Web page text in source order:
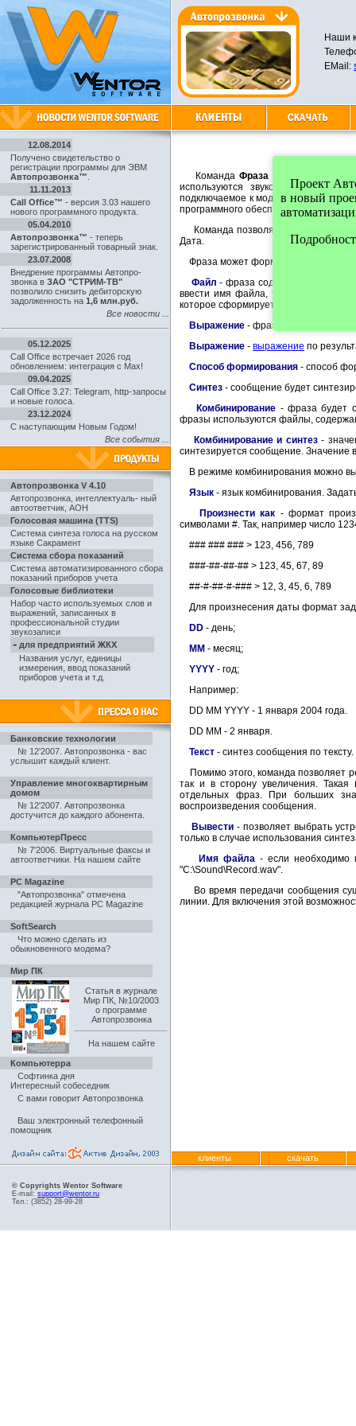
Наши
EMail:
12.08.2014
Получено свидетельство о
регистрации программы для ЭВМ
Автопрозвонка™
11.11.2013
Call Office™ - версия 3.03 нашего
нового программного продукта.
05.04.2010
Автопрозвонка™ - теперь
зарегистрированный товарный знак.
23.07.2008
Внедрение программы Автопро-
звонка в ЗАО "СТРИМ-ТВ"
позволило снизить дебиторскую
задолженность на 1,6 млн.руб.
Все новости ...
05.12.2025
Call Office встречает 2026 год
обновлением: интеграция с Max!
09.04.2025
Call Office 3.27: Telegram, http-запросы
и новые голоса.
23.12.2024
С наступающим Новым Годом!
Все события ...
Автопрозвонка V 4.10
Автопрозвонка интеллектуаль- ный
автоответчик, АОН
Голосовая машина (TTS)
Система синтеза голоса на русском
языке Сакрамент
Система сбора показаний
Система автоматизированного сбора
показаний приборов учета
Голосовые библиотеки
Набор часто используемых слов и
выражений, записанных в
профессиональной студии
звукозаписи
- для предприятий ЖКХ
Названия услуг, единицы
измерения, ввод показаний
приборов учета и т.д.
Банковские технологии
№ 12'2007. Автопрозвонка - вас
услышит каждый клиент.
Управление многоквартирным
домом
№ 12'2007. Автопрозвонка
достучится до каждого абонента
КомпьютерПресс
№ 7'2006. Виртуальные факсы и
автоответчики На нашем сайте
PC Magazine
"Автопрозвонка" отмечена
редакцией журнала PC Magazine
SoftSearch
Что можно сделать из
обыкновенного модема?
Мир ПК
Статья в журнале
Мир ПК, №10/2003
о программе
Автопрозвонка
На нашем сайте
Компьютерра
Софтинка дня
Интересный собеседник
С вами говорит Автопрозвонка
Ваш электронный телефонный
помощник
КомандаФраза
используются звуковая карта,
подключаемое к модему. Команда
программного обеспечения
Команда позволяет произносить
Дата.
Фраза может формироваться одним
Файл - фраза содержится в файле
ввести имя файла, так и
которое сформирует имя файла.
Выражение - фраза будет создана
Выражение - выражение по
Способ формирования - способ
Синтез - сообщение будет
Комбинирование - фраза будет
фразы используются файлы,
Комбинирование и синтез-
синтезируется сообщение.
В режиме комбинирования можно
Язык - язык комбинирования.
Произнести как - формат
символами #. Так, например число
### ### ### > 123, 456, 789
###-##-##-## > 123, 45, 67, 89
##-#-##-#-### > 12, 3, 45, 6, 789
Для произнесения даты формат
DD - день;
MM - месяц;
YYYY - год;
Например:
DD MM YYYY - 1 января 2004 года.
DD MM - 2 января.
Текст - синтез сообщения по тексту.
Помимо этого, команда позволяет
так и в сторону увеличения. Такая
отдельных фраз. При больших
воспроизведения сообщения.
Вывести - позволяет выбрать
только в случае использования
Имя файла- если необходимо
"C:\Sound\Record.wav".
Во время передачи сообщения
линии. Для включения этой
клиенты скачать
© Copyrights Wentor Software
E-mail: support@wentor.ru
Тел.: (3852) 28-99-28
Проект
в новый